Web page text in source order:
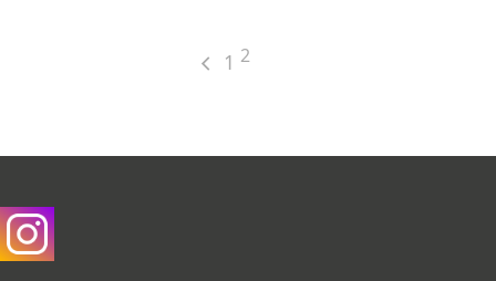
1 2